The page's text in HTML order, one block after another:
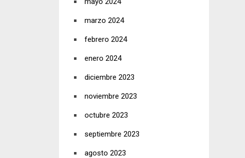
marzo 2024
febrero 2024
enero 2024
diciembre 2023
noviembre 2023
octubre 2023
septiembre 2023
agosto 2023